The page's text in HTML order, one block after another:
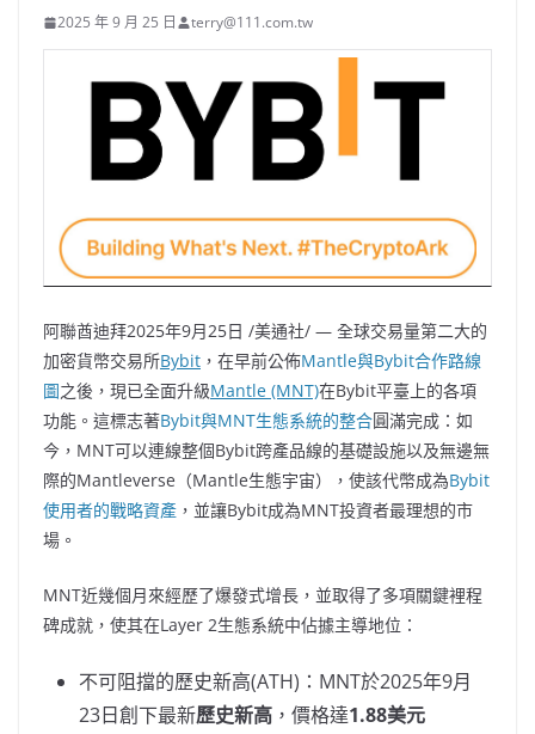
2025 年 9 月 25 日 terry@111.com.tw
阿聯酋迪拜2025年9月25日 /美通社/ — 全球交易量第二大的
加密貨幣交易所Bybit ，在早前公佈Mantle與Bybit合作路線
圖之後，現已全面升級Mantle (MNT)在Bybit平臺上的各項
功能。這標志著Bybit與MNT生態系統的整合圓滿完成：如
今，MNT可以連線整個Bybit跨產品線的基礎設施以及無邊無
際的Mantleverse（Mantle生態宇宙），使該代幣成為Bybit
使用者的戰略資產 ，並讓Bybit成為MNT投資者最理想的市
場。
MNT近幾個月來經歷了爆發式增長，並取得了多項關鍵裡程
碑成就，使其在Layer 2生態系統中佔據主導地位：
不可阻擋的歷史新高(ATH)：MNT於2025年9月
23日創下最新歷史新高 ，價格達1.88美元